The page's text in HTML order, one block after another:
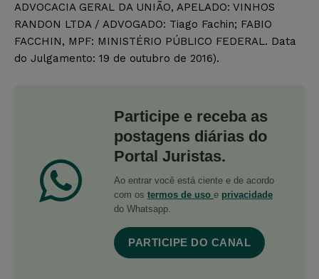
ADVOCACIA GERAL DA UNIÃO, APELADO: VINHOS
RANDON LTDA / ADVOGADO: Tiago Fachin; FABIO
FACCHIN, MPF: MINISTÉRIO PÚBLICO FEDERAL. Data
do Julgamento: 19 de outubro de 2016).
Participe e receba as
postagens diárias do
Portal Juristas.
Ao entrar você está ciente e de acordo
com os termos de uso e privacidade
do Whatsapp.
PARTICIPE DO CANAL